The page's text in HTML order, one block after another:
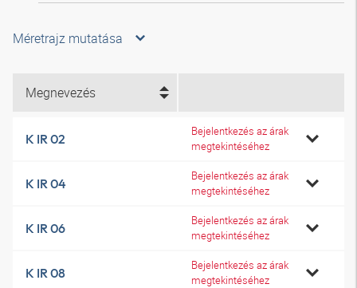
Méretrajz mutatása
Megnevezés
K IR 02
Bejelentkezés az árak
megtekintéséhez
K IR 04
Bejelentkezés az árak
megtekintéséhez
K IR 06
Bejelentkezés az árak
megtekintéséhez
K IR 08
Bejelentkezés az árak
megtekintéséhez